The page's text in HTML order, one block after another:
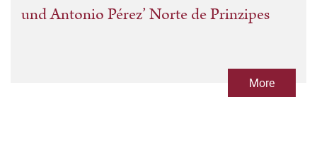
und Antonio Pérez’ Norte de Prinzipes
More